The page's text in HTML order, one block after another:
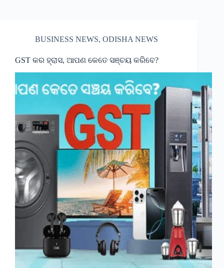
BUSINESS NEWS, ODISHA NEWS
GST କର ହ୍ରାସ, ଆପଣ କେତେ ସଞ୍ଚୟ କରିବେ?